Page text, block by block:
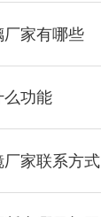
厂家有哪些
么功能
家联系方式